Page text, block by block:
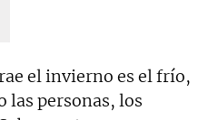
el invierno es el frío,
las personas, los